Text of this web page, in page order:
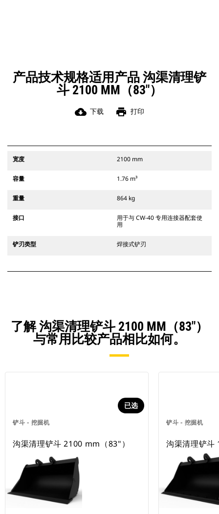
产品技术规格适用产品 沟渠清理铲
斗 2100 MM（83"）
cloud_download 下载 print 打印
宽度 2100 mm
容量 1.76 m³
重量 864 kg
接口
用于与 CW-40 专用连接器配套使
用
铲刃类型 焊接式铲刃
了解 沟渠清理铲斗 2100 MM（83"）
与常用比较产品相比如何。
铲斗 - 挖掘机
已选
沟渠清理铲斗 2100 mm（83"）
铲斗 - 挖掘机
沟渠清理铲